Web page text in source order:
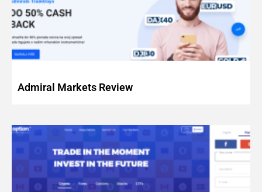
Admiral Markets Review